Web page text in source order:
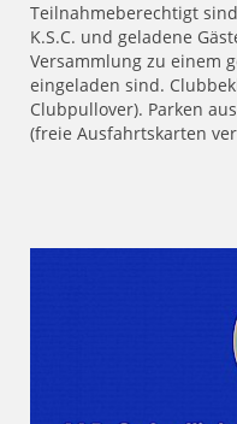
Teilnahmeberechtigt
K.S.C. und geladene
Versammlung zu einem
eingeladen sind.
Clubpullover). Parken
(freie Ausfahrtskarten